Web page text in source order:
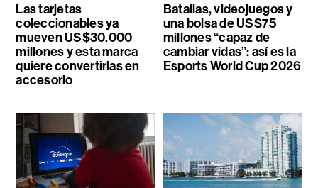
Las tarjetas
coleccionables ya
mueven US$30.000
millones y esta marca
quiere convertirlas en
accesorio
Batallas, videojuegos y
una bolsa de US$75
millones “capaz de
cambiar vidas”: así es la
Esports World Cup 2026